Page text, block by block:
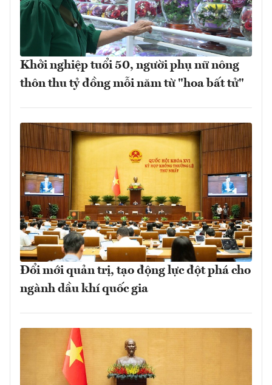
Khởi nghiệp tuổi 50, người phụ nữ nông
thôn thu tỷ đồng mỗi năm từ "hoa bất tử"
Đổi mới quản trị, tạo động lực đột phá cho
ngành dầu khí quốc gia